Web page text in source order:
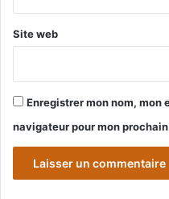
Site web
Enregistrer mon nom, mon
navigateur pour mon